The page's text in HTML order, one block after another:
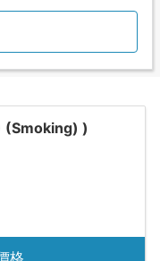
(Smoking) )
格